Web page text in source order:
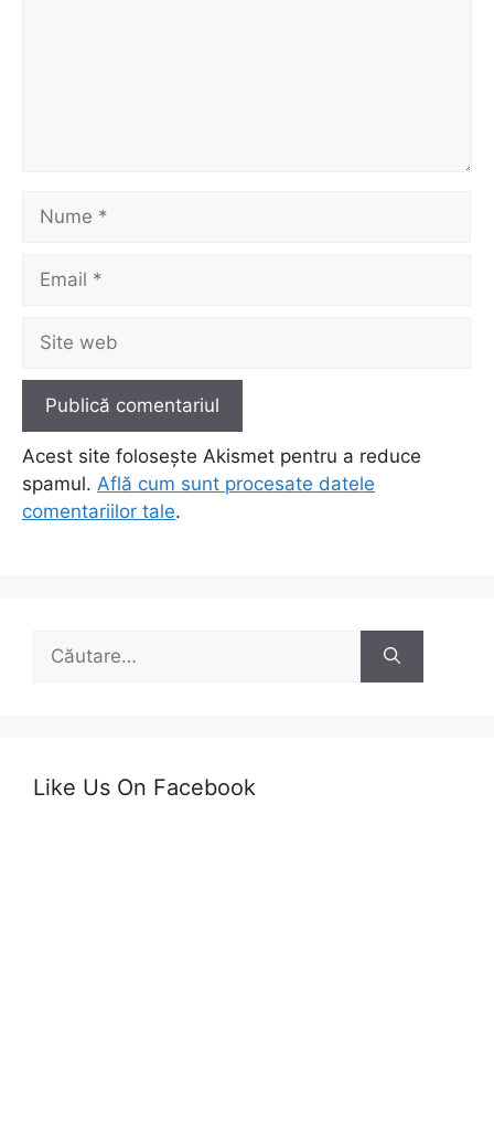
web
Acest site folosește Akismet pentru a reduce
spamul. Află cum sunt procesate datele
comentariilor tale.
Caută
Like Us On Facebook